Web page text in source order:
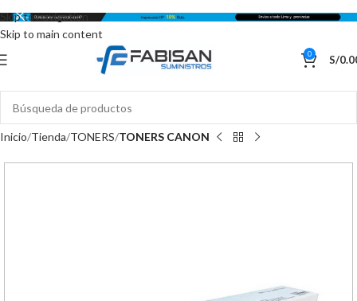
Skip to navigation
Skip to main content
0 S/
Inicio Tienda TONERS TONERS CANON